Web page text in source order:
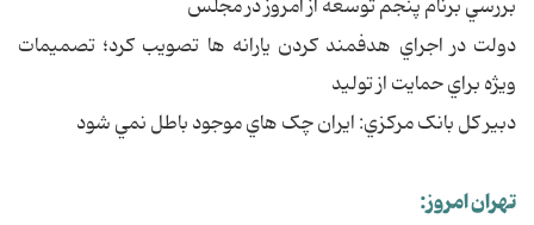
بررسي برنام پنجم توسعه از امروز در مجلس
دولت در اجراي هدفمند کردن يارانه ها تصويب کرد؛ تصميمات
ويژه براي حمايت از توليد
دبير کل بانک مرکزي: ايران چک هاي موجود باطل نمي شود
تهران امروز: